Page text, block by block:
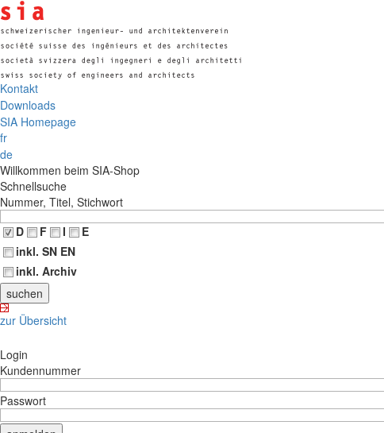
Kontakt
Downloads
SIA Homepage
fr
de
Willkommen beim SIA-Shop
Schnellsuche
Nummer, Titel, Stichwort
D
F I
E
inkl. SN EN
inkl. Archiv
zur Übersicht
Login
Kundennummer
Passwort